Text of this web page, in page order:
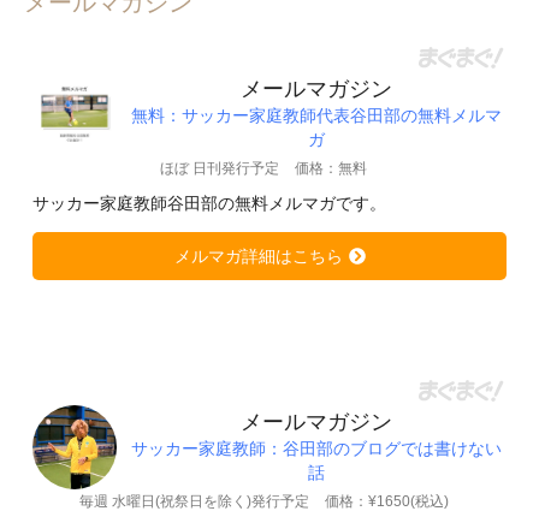
メールマガジン
無料：サッカー家庭教師代表谷田部の無料メルマ
ガ
ほぼ 日刊発行予定 価格：無料
サッカー家庭教師谷田部の無料メルマガです。
メルマガ詳細はこちら
メールマガジン
サッカー家庭教師：谷田部のブログでは書けない
話
毎週 水曜日(祝祭日を除く)発行予定 価格：¥1650(税込)